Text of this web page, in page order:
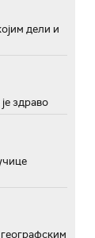
дели и
здраво